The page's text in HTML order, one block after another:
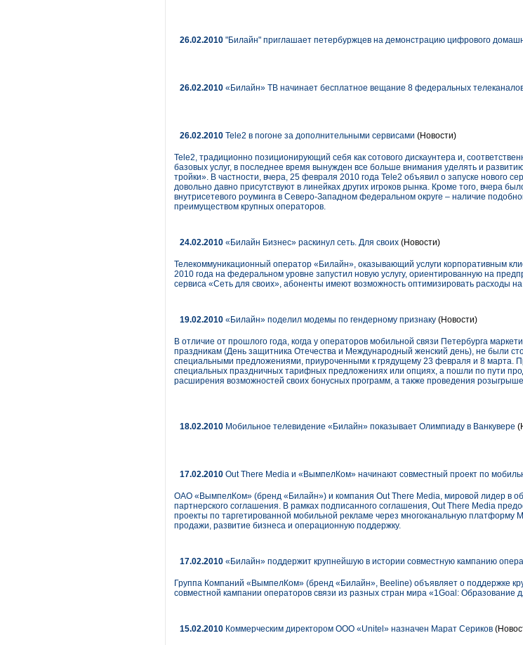
26.02.2010 "Билайн" приглашает петербуржцев на демонстрацию цифрового
26.02.2010 «Билайн» ТВ начинает бесплатное вещание 8 федеральных
26.02.2010 Tele2 в погоне за дополнительными сервисами (Новости)
Tele2, традиционно позиционирующий себя как сотового дискаунтера и,
базовых услуг, в последнее время вынужден все больше внимания уделять и
тройки». В частности, вчера, 25 февраля 2010 года Tele2 объявил о запуске нового
довольно давно присутствуют в линейках других игроков рынка. Кроме того, вчера
внутрисетевого роуминга в Северо-Западном федеральном округе – наличие
преимуществом крупных операторов.
24.02.2010 «Билайн Бизнес» раскинул сеть. Для своих (Новости)
Телекоммуникационный оператор «Билайн», оказывающий услуги корпоративным
2010 года на федеральном уровне запустил новую услугу, ориентированную на
сервиса «Сеть для своих», абоненты имеют возможность оптимизировать расходы
19.02.2010 «Билайн» поделил модемы по гендерному признаку (Новости)
В отличие от прошлого года, когда у операторов мобильной связи Петербурга
праздникам (День защитника Отечества и Международный женский день), не были
специальными предложениями, приуроченными к грядущему 23 февраля и 8 марта.
специальных праздничных тарифных предложениях или опциях, а пошли по пути
расширения возможностей своих бонусных программ, а также проведения
18.02.2010 Мобильное телевидение «Билайн» показывает Олимпиаду в Ванкувере
17.02.2010 Out There Media и «ВымпелКом» начинают совместный проект по
ОАО «ВымпелКом» (бренд «Билайн») и компания Out There Media, мировой лидер в
партнерского соглашения. В рамках подписанного соглашения, Out There Media
проекты по таргетированной мобильной рекламе через многоканальную платформу
продажи, развитие бизнеса и операционную поддержку.
17.02.2010 «Билайн» поддержит крупнейшую в истории совместную кампанию
Группа Компаний «ВымпелКом» (бренд «Билайн», Beeline) объявляет о поддержке
совместной кампании операторов связи из разных стран мира «1Goal: Образование
15.02.2010 Коммерческим директором ООО «Unitel» назначен Марат Сериков